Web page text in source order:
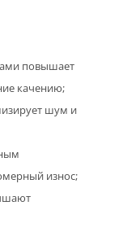
повышает
качению;
шум и
износ;